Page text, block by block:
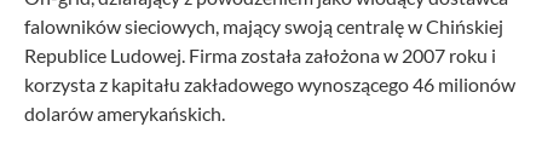
falowników sieciowych, mający swoją centralę w Chińskiej
Republice Ludowej. Firma została założona w 2007 roku i
korzysta z kapitału zakładowego wynoszącego 46 milionów
dolarów amerykańskich.